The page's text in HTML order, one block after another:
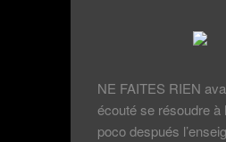
NE FAITES RIEN
écouté se résoudre à
poco después